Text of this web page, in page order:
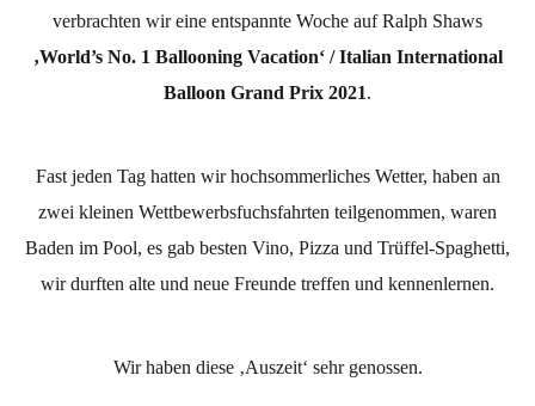
verbrachten wir eine entspannte Woche auf Ralph Shaws
‚World’s No. 1 Ballooning Vacation‘ / Italian International
Balloon Grand Prix 2021.
Fast jeden Tag hatten wir hochsommerliches Wetter, haben an
zwei kleinen Wettbewerbsfuchsfahrten teilgenommen, waren
Baden im Pool, es gab besten Vino, Pizza und Trüffel-Spaghetti,
wir durften alte und neue Freunde treffen und kennenlernen.
Wir haben diese ‚Auszeit‘ sehr genossen.